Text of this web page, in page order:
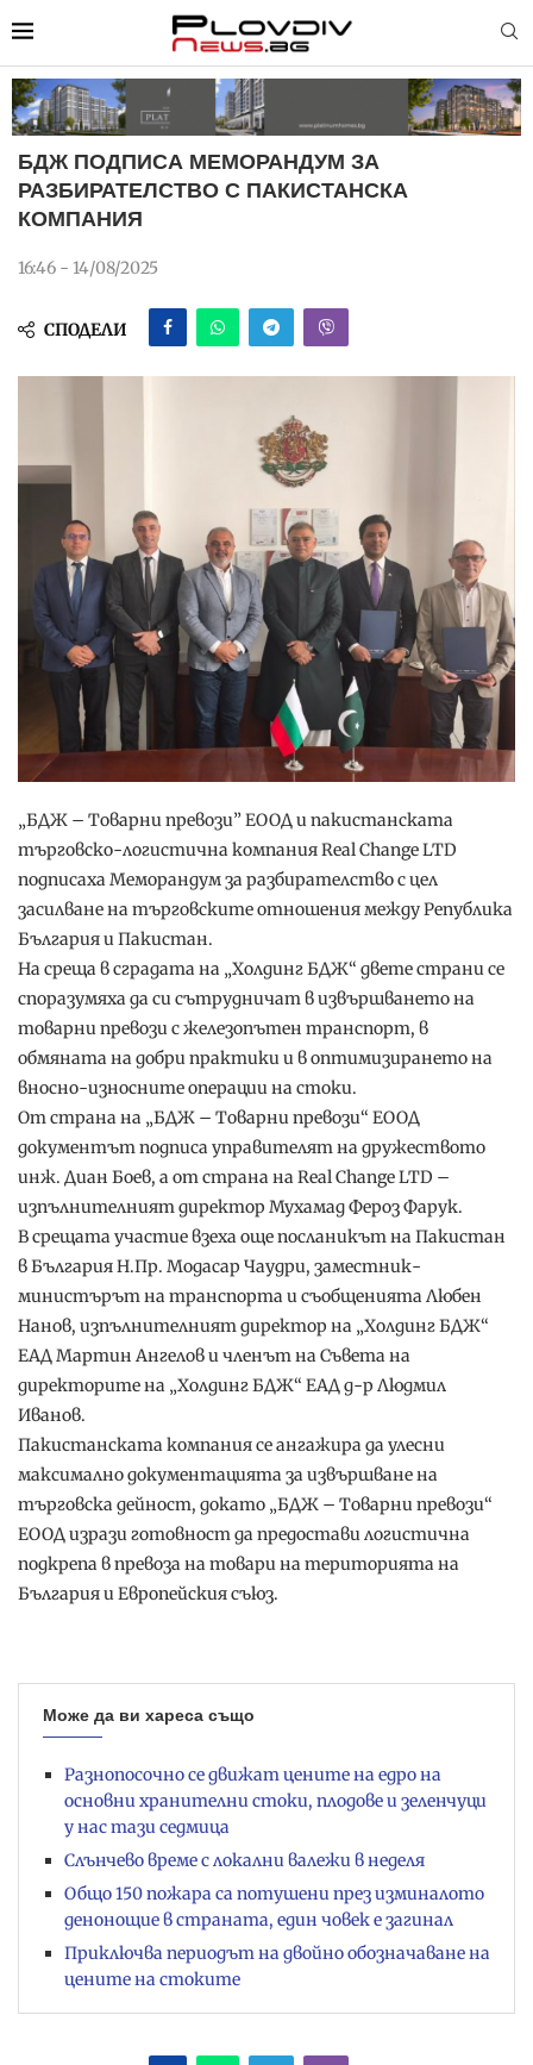
БДЖ ПОДПИСА МЕМОРАНДУМ ЗА
РАЗБИРАТЕЛСТВО С ПАКИСТАНСКА
КОМПАНИЯ
16:46 - 14/08/2025
СПОДЕЛИ
„БДЖ – Tоварни превози” ЕООД и пакистанската
търговско-логистична компания Real Change LTD
подписаха Меморандум за разбирателство с цел
засилване на търговските отношения между Република
България и Пакистан.
На среща в сградата на „Холдинг БДЖ“ двете страни се
споразумяха да си сътрудничат в извършването на
товарни превози с железопътен транспорт, в
обмяната на добри практики и в оптимизирането на
вносно-износните операции на стоки.
От страна на „БДЖ – Товарни превози“ ЕООД
документът подписа управителят на дружеството
инж. Диан Боев, а от страна на Real Change LTD –
изпълнителният директор Мухамад Фероз Фарук.
В срещата участие взеха още посланикът на Пакистан
в България Н.Пр. Модасар Чаудри, заместник-
министърът на транспорта и съобщенията Любен
Нанов, изпълнителният директор на „Холдинг БДЖ“
ЕАД Мартин Ангелов и членът на Съвета на
директорите на „Холдинг БДЖ“ ЕАД д-р Людмил
Иванов.
Пакистанската компания се ангажира да улесни
максимално документацията за извършване на
търговска дейност, докато „БДЖ – Товарни превози“
ЕООД изрази готовност да предостави логистична
подкрепа в превоза на товари на територията на
България и Европейския съюз.
Може да ви хареса също
Разнопосочно се движат цените на едро на
основни хранителни стоки, плодове и зеленчуци
у нас тази седмица
Слънчево време с локални валежи в неделя
Общо 150 пожара са потушени през изминалото
денонощие в страната, един човек е загинал
Приключва периодът на двойно обозначаване на
цените на стоките